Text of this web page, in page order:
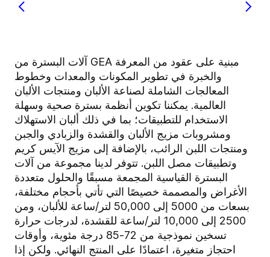
آلات البسترة من GEA مبنية على عقود من المعرفة
والخبرة في تطوير المكونات والمعدات وخطوط
المعالجات الشاملة لصناعة الألبان ومنتجات الألبان
العالمية. يمكننا تكوين أنظمة بسترة صحية وسهلة
الاستخدام للتطبيقات؛ بما في ذلك ألبان الاستهلاك
ومشروبات مزيج الألبان والقشدة والزبادي والجبن
ومنتجات اللبن الرائب، بالإضافة إلى مزيج الآيس كريم
وتطبيقات مصل اللبن. تتوفر لدينا مجموعة من آلات
البسترة القياسية المجمعة مسبقًا والحلول متعددة
الأغراض والمصممة خصيصًا التي تأتي بأحجام مختلفة،
بسعات من 5000 إلى 50,000 لتر/ساعة للألبان، ومن
2500 إلى 10,000 لتر/ساعة للقشدة، لدرجات حرارة
تسخين نموذجية من 72-85 درجة مئوية، وأوقات
احتجاز متغيرة، اعتمادًا على المنتج النهائي. ولكن إذا